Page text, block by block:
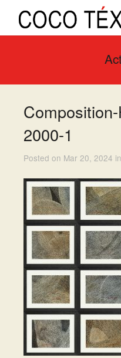
2000-1
Posted on Mar 20, 2024